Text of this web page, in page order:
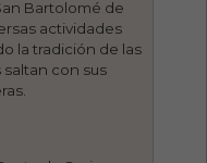
Bartolomé de
actividades
la tradición de las
saltan con sus